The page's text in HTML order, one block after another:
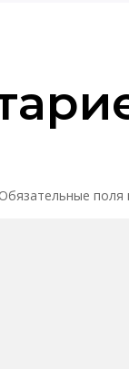
Обязательные